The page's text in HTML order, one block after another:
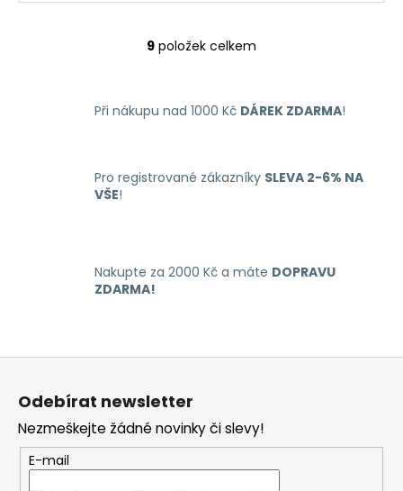
O
á
c
k
p
9 položek celkem
Při nákupu nad 1000 Kč DÁREK ZDARMA!
Pro registrované zákazníky SLEVA 2-6% NA
VŠE!
Nakupte za 2000 Kč a máte DOPRAVU
ZDARMA!
Odebírat newsletter
Nezmeškejte žádné novinky či slevy!
E-mail